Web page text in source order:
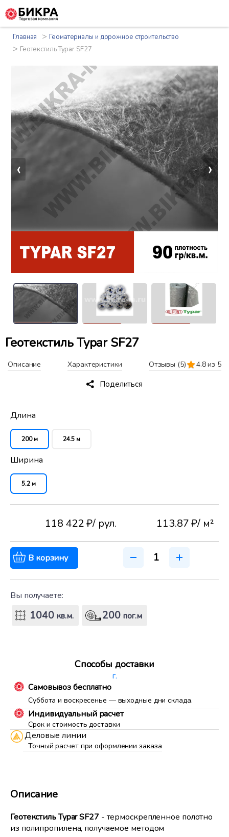
Главная >Геоматериалы и дорожное строительство
> Геотекстиль Typar SF27
‹ ›
Геотекстиль Typar SF27
Описание Характеристики Отзывы (5) 4.8 из 5
Поделиться
Длина
200 м 24.5 м
Ширина
5.2 м
118 422 ₽/ рул. 113.87 ₽/ м²
В корзину
Вы получаете:
1040кв.м. 200пог.м
Способы доставки
г.
Самовывоз бесплатно
Суббота и воскресенье — выходные дни склада.
Индивидуальный расчет
Срок и стоимость доставки
Деловые линии
Точный расчет при оформлении заказа
Описание
ГеотекстильTypar SF27- термоскрепленное полотно
из полипропилена, получаемое методом